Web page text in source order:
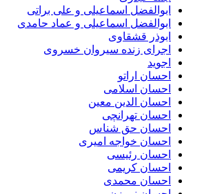
ابوالفضل اسماعیلی و علی براتی
ابوالفضل اسماعیلی و عماد حامدی
ابوذر قشقاوی
اجرای زنده سیروان خسروی
اجوید
احسان اراتو
احسان اسلامی
احسان الدین معین
احسان تهرانچی
احسان حق شناس
احسان خواجه امیری
احسان رئیسی
احسان کریمی
احسان محمدی